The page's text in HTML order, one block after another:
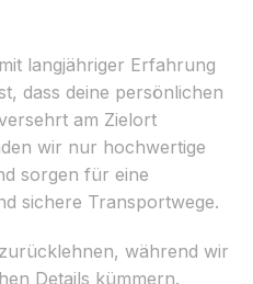
langjähriger Erfahrung
dass deine persönlichen
am Zielort
wir nur hochwertige
sorgen für eine
sichere Transportwege.
während wir
Details kümmern.